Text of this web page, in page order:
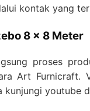
kontak yang
8 x 8 Meter
proses
Art Furnicraft.
kunjungi youtube